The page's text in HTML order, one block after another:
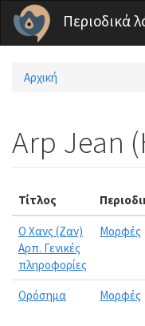
Παράκαμψη προς το κυρίως
Περιοδικά
Είστε εδώ
Αρχική
Arp Jean
Τίτλος
Ο Χανς (Ζαν)
Αρπ. Γενικές
πληροφορίες
Μορφές
Ορόσημα Μορφές